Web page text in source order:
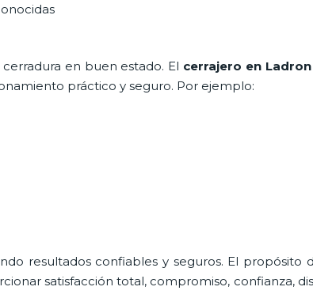
en buen estado. El cerrajero en
práctico y seguro. Por ejemplo:
resultados confiables y seguros. El propósito
satisfacción total, compromiso, confianza,